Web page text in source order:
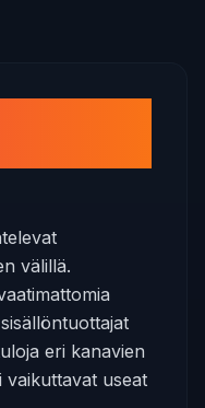
välillä.
eri kanavien
vaikuttavat useat